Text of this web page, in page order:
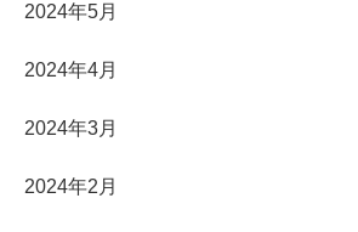
2024年5月
2024年4月
2024年3月
2024年2月